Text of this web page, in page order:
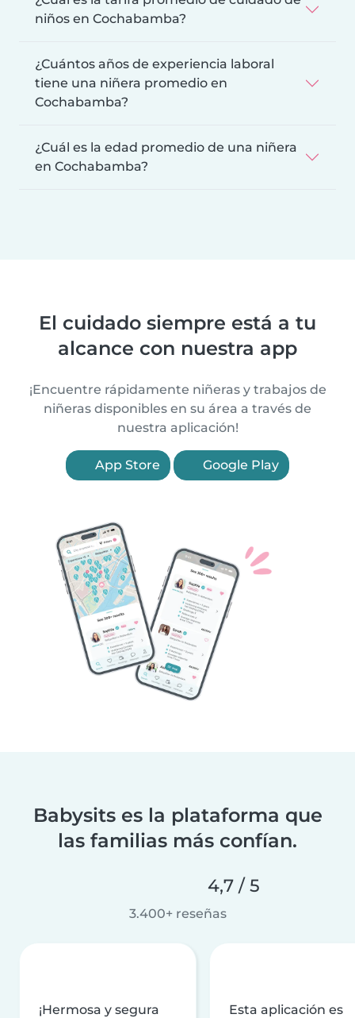
niños en Cochabamba?
¿Cuántos años de experiencia laboral
tiene una niñera promedio en
Cochabamba?
¿Cuál es la edad promedio de una niñera
en Cochabamba?
El cuidado siempre está a tu
alcance con nuestra app
¡Encuentre rápidamente niñeras y trabajos de
niñeras disponibles en su área a través de
nuestra aplicación!
App Store Google Play
Babysits es la plataforma que
las familias más confían.
4,7 / 5
3.400+ reseñas
¡Hermosa y segura
Esta aplicación es